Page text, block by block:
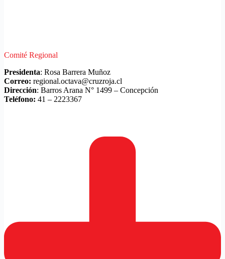
Comité Regional
Presidenta: Rosa Barrera Muñoz
Correo: regional.octava@cruzroja.cl
Dirección: Barros Arana N° 1499 – Concepción
Teléfono: 41 – 2223367